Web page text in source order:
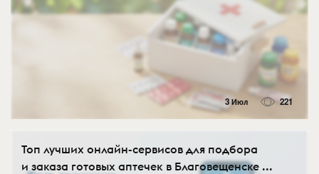
3 Июл 221
Топ лучших онлайн-сервисов для подбора
и заказа готовых аптечек в Благовещенске ...